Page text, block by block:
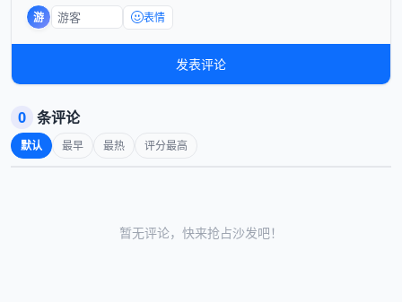
游 表情
发表评论
0 条评论
默认 最早 最热 评分最高
暂无评论，快来抢占沙发吧！